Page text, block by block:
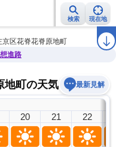
検索 現在地
警報・注意報 2週間天気 ラ
京区花脊花脊原地町
進路
地町の天気予報最新見解
20 21 22